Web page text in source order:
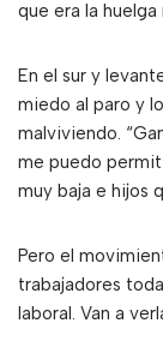
que era la
En el sur y
miedo al paro y
malviviendo.
me puedo
muy baja e hijos
Pero el
trabajadores
laboral. Van a